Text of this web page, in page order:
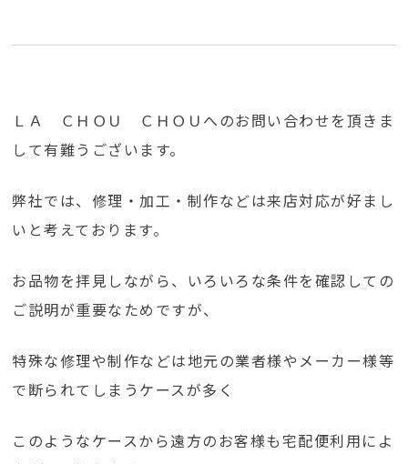
ＬＡ ＣＨＯＵ ＣＨＯＵへのお問い合わせを頂きま
して有難うございます。
弊社では、修理・加工・制作などは来店対応が好まし
いと考えております。
お品物を拝見しながら、いろいろな条件を確認しての
ご説明が重要なためですが、
特殊な修理や制作などは地元の業者様やメーカー様等
で断られてしまうケースが多く
このようなケースから遠方のお客様も宅配便利用によ